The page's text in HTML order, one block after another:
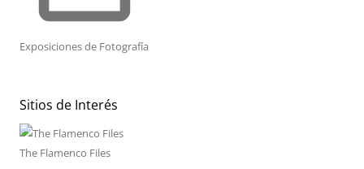
Exposiciones de Fotografía
Sitios de Interés
The Flamenco Files